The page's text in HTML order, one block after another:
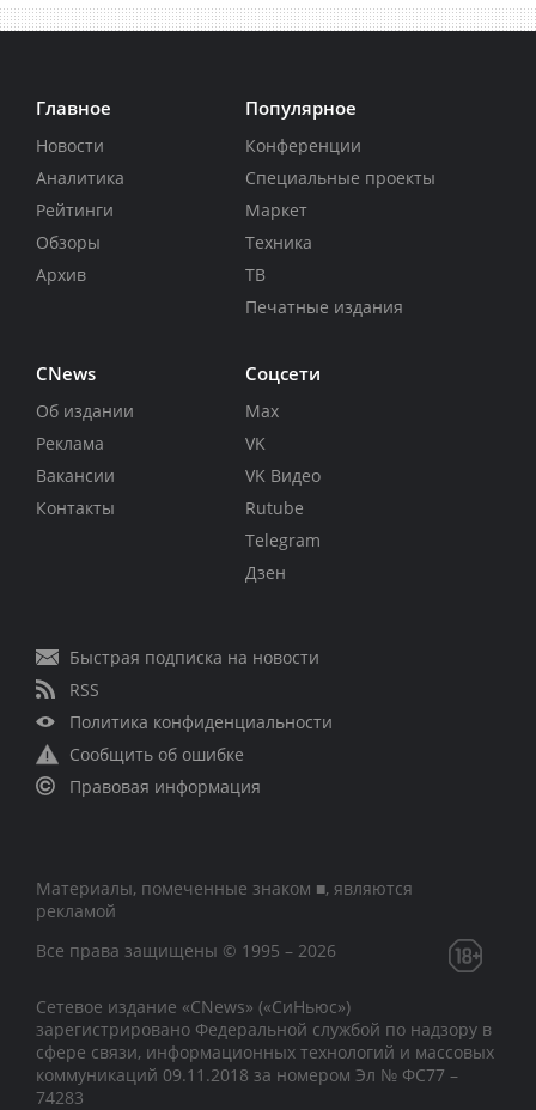
Главное
Новости
Аналитика
Рейтинги
Обзоры
Архив
Популярное
Конференции
Специальные проекты
Маркет
Техника
ТВ
Печатные издания
CNews
Об издании
Реклама
Вакансии
Контакты
Соцсети
Max
VK
VK Видео
Rutube
Telegram
Дзен
Быстрая подписка на новости
RSS
Политика конфиденциальности
Сообщить об ошибке
Правовая информация
Материалы, помеченные знаком ■, являются
рекламой
Все права защищены © 1995 – 2026
Сетевое издание «CNews» («СиНьюс»)
зарегистрировано Федеральной службой по надзору в
сфере связи, информационных технологий и массовых
коммуникаций 09.11.2018 за номером Эл № ФС77 –
74283